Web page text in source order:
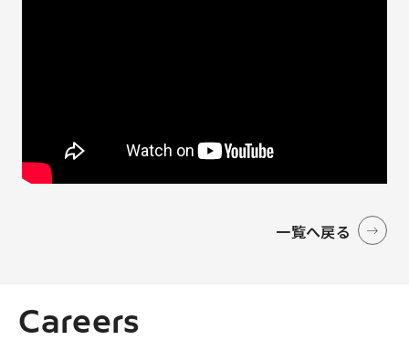
一覧へ戻る
Careers